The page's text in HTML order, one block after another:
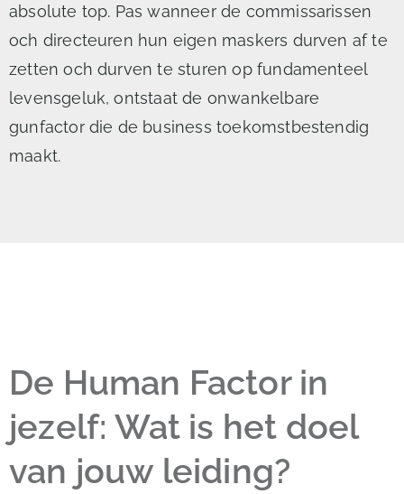
absolute top. Pas wanneer de commissarissen
och directeuren hun eigen maskers durven af te
zetten och durven te sturen op fundamenteel
levensgeluk, ontstaat de onwankelbare
gunfactor die de business toekomstbestendig
maakt.
De Human Factor in
jezelf: Wat is het doel
van jouw leiding?